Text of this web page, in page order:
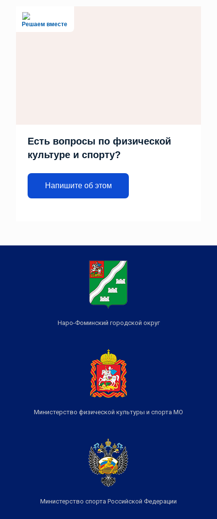
Решаем вместе
Есть вопросы по физической
культуре и спорту?
Напишите об этом
Наро-Фоминский городской округ
Министерство физической культуры и спорта МО
Министерство спорта Российской Федерации